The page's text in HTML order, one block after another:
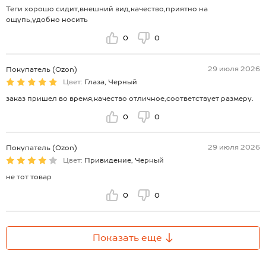
Теги хорошо сидит,внешний вид,качество,приятно на
ощупь,удобно носить
0 0
Покупатель (Ozon)
29 июля 2026
Цвет: Глаза, Черный
заказ пришел во время,качество отличное,соответствует размеру.
0 0
Покупатель (Ozon)
29 июля 2026
Цвет: Привидение, Черный
не тот товар
0 0
Показать еще